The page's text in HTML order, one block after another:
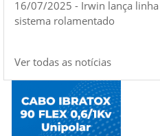
16/07/2025 - Irwin lança
sistema rolamentado
Ver todas as notícias